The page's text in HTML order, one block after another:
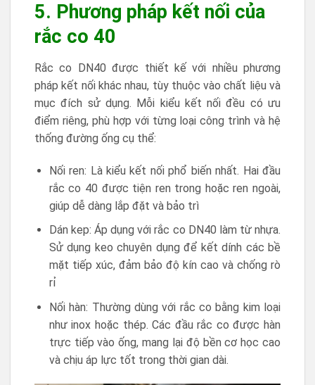
5. Phương pháp kết nối của
rắc co 40
Rắc co DN40 được thiết kế với nhiều phương
pháp kết nối khác nhau, tùy thuộc vào chất liệu và
mục đích sử dụng. Mỗi kiểu kết nối đều có ưu
điểm riêng, phù hợp với từng loại công trình và hệ
thống đường ống cụ thể:
Nối ren: Là kiểu kết nối phổ biến nhất. Hai đầu
rắc co 40 được tiện ren trong hoặc ren ngoài,
giúp dễ dàng lắp đặt và bảo trì
Dán kep: Áp dụng với rắc co DN40 làm từ nhựa.
Sử dụng keo chuyên dụng để kết dính các bề
mặt tiếp xúc, đảm bảo độ kín cao và chống rò
rỉ
Nối hàn: Thường dùng với rắc co bằng kim loại
như inox hoặc thép. Các đầu rắc co được hàn
trực tiếp vào ống, mang lại độ bền cơ học cao
và chịu áp lực tốt trong thời gian dài.